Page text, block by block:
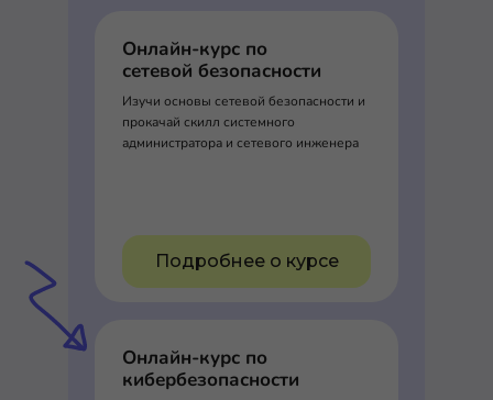
Онлайн-курс по
сетевой безопасности
Изучи основы сетевой безопасности и
прокачай скилл системного
администратора и сетевого инженера
Подробнее о курсе
Онлайн-курс по
кибербезопасности